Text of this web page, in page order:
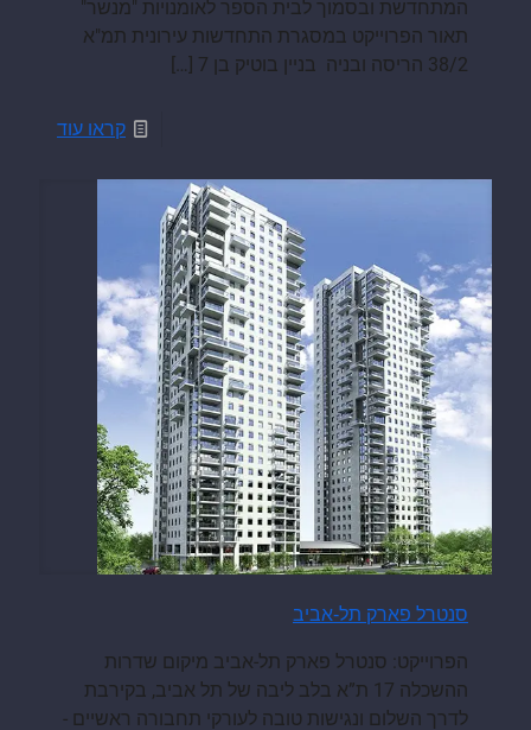
המתחדשת ובסמוך לבית הספר לאומנויות "מנשר"
תאור הפרוייקט במסגרת התחדשות עירונית תמ"א
38/2 הריסה ובניה בניין בוטיק בן 7
[…]
קראו עוד
סנטרל פארק תל-אביב
הפרוייקט: סנטרל פארק תל-אביב מיקום שדרות
ההשכלה 17 ת”א בלב ליבה של תל אביב, בקירבת
לדרך השלום ונגישות טובה לעורקי תחבורה ראשיים -